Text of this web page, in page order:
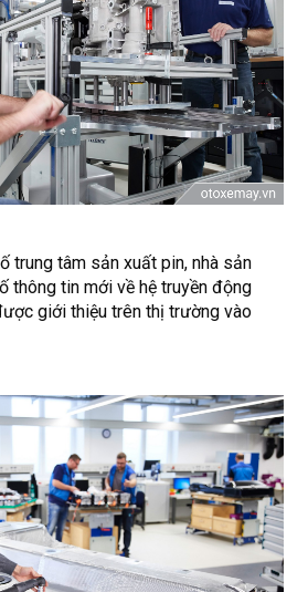
trung tâm sản xuất pin, nhà sản
thông tin mới về hệ truyền động
giới thiệu trên thị trường vào